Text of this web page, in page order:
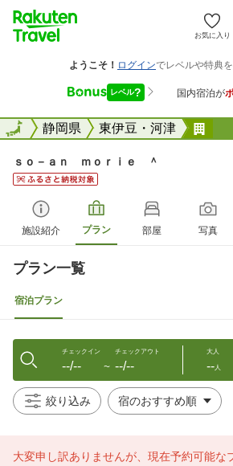
お気に入り
全国静岡県 東伊豆・河津
全国
ｓｏ－ａｎ ｍｏｒｉｅ ＾
施設紹介 プラン 部屋 写真
プラン一覧
宿泊プラン
チェックイン
--/-- 〜
チェックアウト
--/--
大人
--人
絞り込み
大変申し訳ありませんが、現在予約可能な